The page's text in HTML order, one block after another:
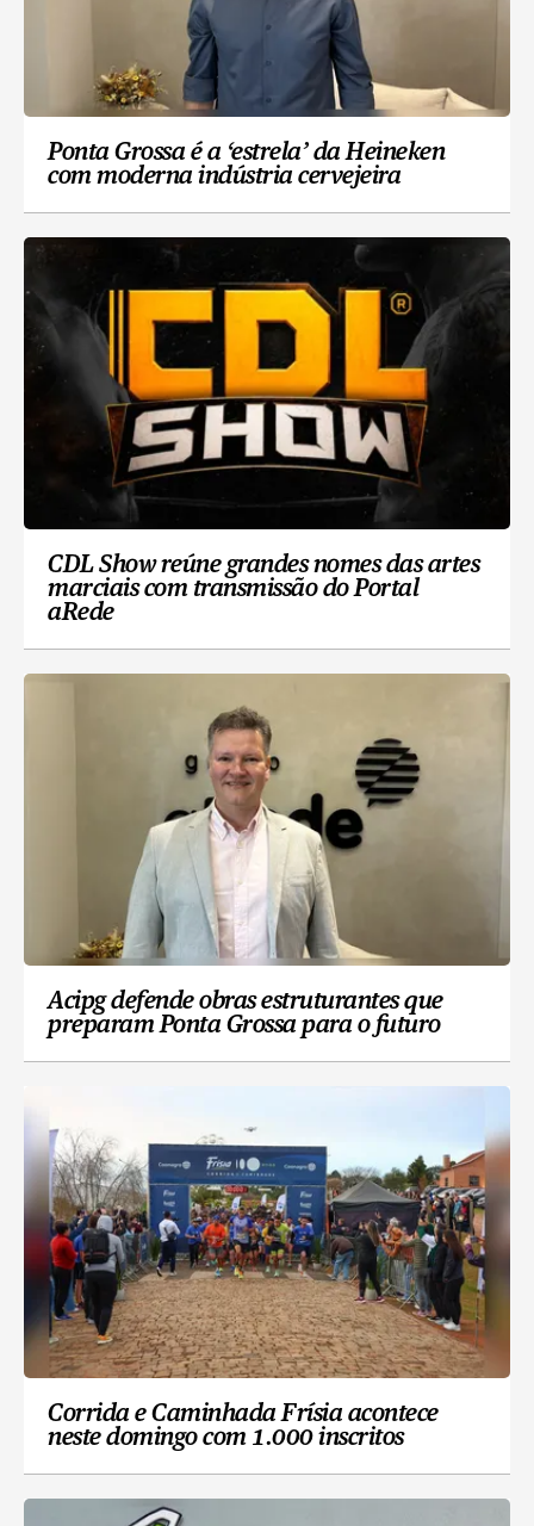
Ponta Grossa é a ‘estrela’ da Heineken
com moderna indústria cervejeira
CDL Show reúne grandes nomes das artes
marciais com transmissão do Portal
aRede
Acipg defende obras estruturantes que
preparam Ponta Grossa para o futuro
Corrida e Caminhada Frísia acontece
neste domingo com 1.000 inscritos